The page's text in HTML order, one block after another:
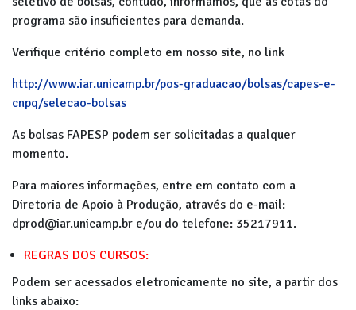
programa são insuficientes para demanda.
Verifique critério completo em nosso site, no link
http://www.iar.unicamp.br/pos-graduacao/bolsas/capes-e-
cnpq/selecao-bolsas
As bolsas FAPESP podem ser solicitadas a qualquer
momento.
Para maiores informações, entre em contato com a
Diretoria de Apoio à Produção, através do e-mail:
dprod@iar.unicamp.br e/ou do telefone: 35217911.
REGRAS DOS CURSOS:
Podem ser acessados eletronicamente no site, a partir dos
links abaixo: